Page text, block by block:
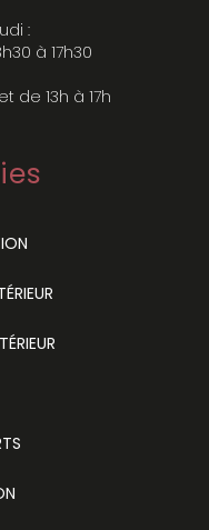
:
à 17h30
de 13h à 17h